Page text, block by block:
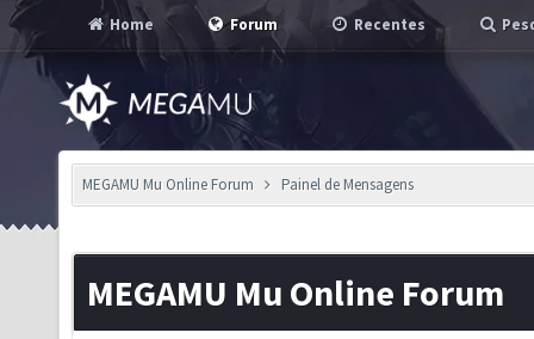
Home Forum Recentes
MEGAMU Mu Online Forum Painel de Mensagens
MEGAMU Mu Online Forum